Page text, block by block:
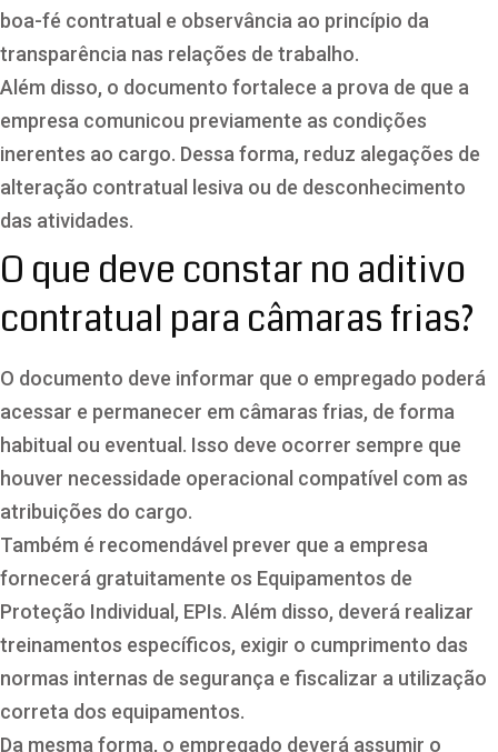
boa-fé contratual e observância ao princípio da
transparência nas relações de trabalho.
Além disso, o documento fortalece a prova de que a
empresa comunicou previamente as condições
inerentes ao cargo. Dessa forma, reduz alegações de
alteração contratual lesiva ou de desconhecimento
das atividades.
O que deve constar no aditivo
contratual para câmaras frias?
O documento deve informar que o empregado poderá
acessar e permanecer em câmaras frias, de forma
habitual ou eventual. Isso deve ocorrer sempre que
houver necessidade operacional compatível com as
atribuições do cargo.
Também é recomendável prever que a empresa
fornecerá gratuitamente os Equipamentos de
Proteção Individual, EPIs. Além disso, deverá realizar
treinamentos específicos, exigir o cumprimento das
normas internas de segurança e fiscalizar a utilização
correta dos equipamentos.
Da mesma forma, o empregado deverá assumir o